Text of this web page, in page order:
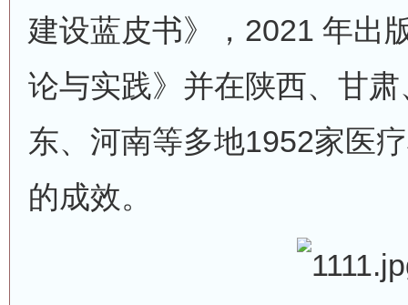
建设蓝皮书》，2021 年出
论与实践》并在陕西、甘
东、河南等多地1952家医
的成效。